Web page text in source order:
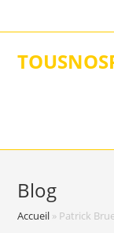
to
Blog
Accueil » Patrick